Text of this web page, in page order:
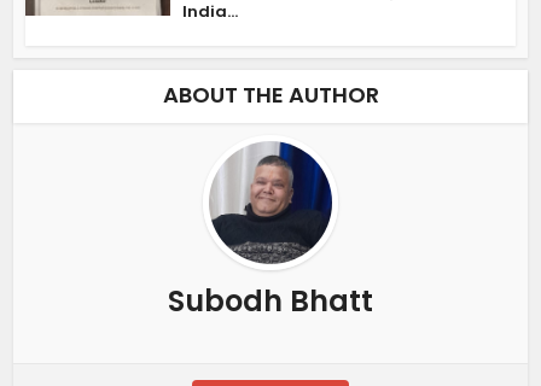
India...
ABOUT THE AUTHOR
Subodh Bhatt